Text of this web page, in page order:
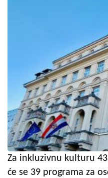
Za inkluzivnu kulturu
će se 39 programa za